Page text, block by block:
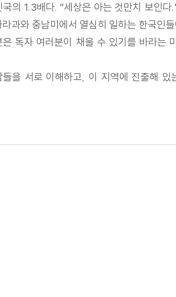
의 1.3배다. “세상은 아는 것만치 보인
과와 중남미에서 열심히 일하는 한국인
독자 여러분이 채울 수 있기를 바라는
을 서로 이해하고, 이 지역에 진출해